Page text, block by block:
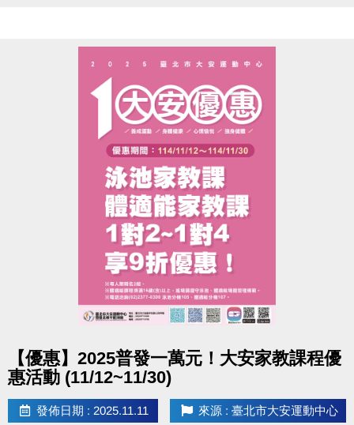
【優惠】2025普發一萬元！大安家教課程優
惠活動 (11/12~11/30)
發佈日期 : 2025.11.11 來源 : 臺北市大安運動中心